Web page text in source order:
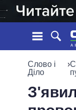
СТРІЧКА
Слово і
Діло
›